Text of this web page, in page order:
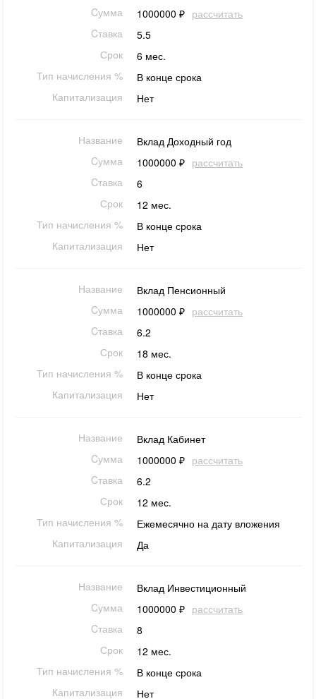
Cумма
1000000 ₽ рассчитать
Cтавка
5.5
Срок
6 мес.
Тип начисления %
В конце срока
Капитализация
Нет
Название
Вклад Доходный год
Cумма
1000000 ₽ рассчитать
Cтавка
6
Срок
12 мес.
Тип начисления %
В конце срока
Капитализация
Нет
Название
Вклад Пенсионный
Cумма
1000000 ₽ рассчитать
Cтавка
6.2
Срок
18 мес.
Тип начисления %
В конце срока
Капитализация
Нет
Название
Вклад Кабинет
Cумма
1000000 ₽ рассчитать
Cтавка
6.2
Срок
12 мес.
Тип начисления %
Ежемесячно на дату вложения
Капитализация
Да
Название
Вклад Инвестиционный
Cумма
1000000 ₽ рассчитать
Cтавка
8
Срок
12 мес.
Тип начисления %
В конце срока
Капитализация
Нет